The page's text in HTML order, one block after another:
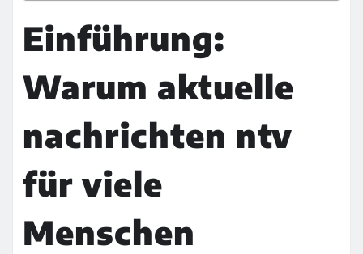
Einführung:
Warum aktuelle
nachrichten ntv
für viele
Menschen